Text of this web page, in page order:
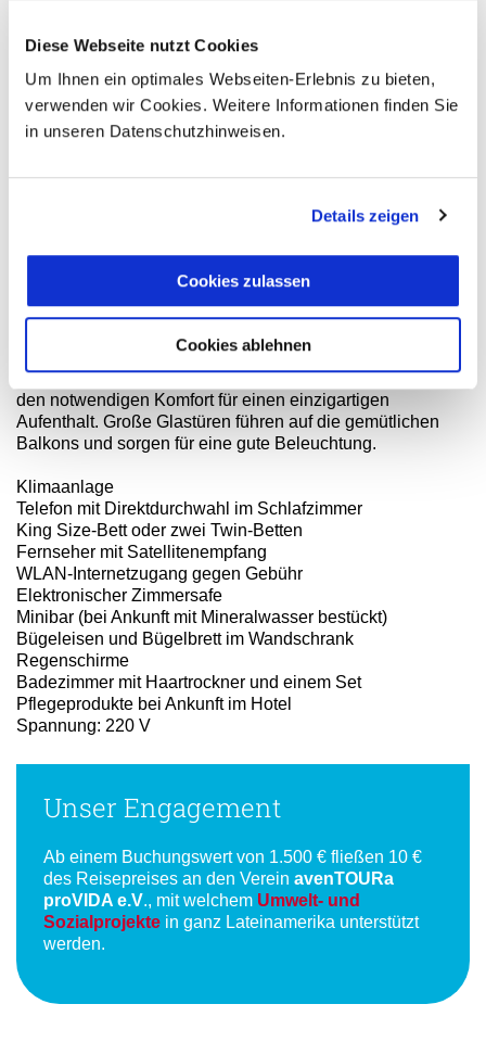
Diese Webseite nutzt Cookies
Um Ihnen ein optimales Webseiten-Erlebnis zu bieten,
verwenden wir Cookies. Weitere Informationen finden Sie
in unseren Datenschutzhinweisen.
Details zeigen
Cookies zulassen
Cookies ablehnen
Animationsprogramm mit Abendveranstaltungen im
Theater und Live-Musik sorgen für Unterhaltung.
Sport / Aktivitäten: vier Tennisplätze (2 mit Flutlicht, gegen
Gebühr), Tischtennis, Billard, Volleyball, Fitnessraum,
Kajak, Tretboot, Katamaran und Schnorcheln. Gegen
Mahlzeiten in Buffetform. Snacks sowie alle nationalen
Die ca. 34 qm großen Standardzimmer befinden sich in der
ersten Etage mit Blick auf die Poolanlage und den
schönen Hotelgarten. Sie sind mit gemütlichem Mobiliar
eingerichtet und verfügen über alle Annehmlichkeiten und
den notwendigen Komfort für einen einzigartigen
Aufenthalt. Große Glastüren führen auf die gemütlichen
Balkons und sorgen für eine gute Beleuchtung.
Klimaanlage
Telefon mit Direktdurchwahl im Schlafzimmer
King Size-Bett oder zwei Twin-Betten
Fernseher mit Satellitenempfang
WLAN-Internetzugang gegen Gebühr
Elektronischer Zimmersafe
Minibar (bei Ankunft mit Mineralwasser bestückt)
Bügeleisen und Bügelbrett im Wandschrank
Regenschirme
Badezimmer mit Haartrockner und einem Set
Pflegeprodukte bei Ankunft im Hotel
Spannung: 220 V
Unser Engagement
Ab einem Buchungswert von 1.500 € fließen 10 €
des Reisepreises an den Verein avenTOURa
proVIDA e.V., mit welchem Umwelt- und
Sozialprojekte in ganz Lateinamerika unterstützt
werden.